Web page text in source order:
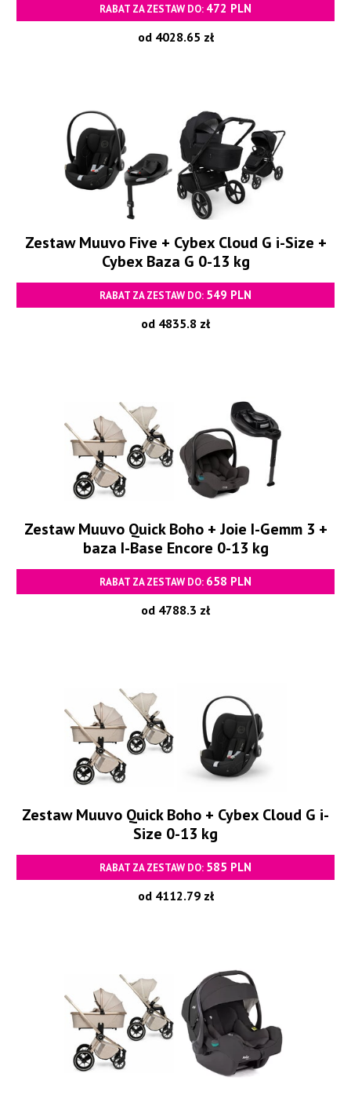
RABAT ZA ZESTAW DO: 472 PLN
od 4028.65 zł
Zestaw Muuvo Five + Cybex Cloud G i-Size +
Cybex Baza G 0-13 kg
RABAT ZA ZESTAW DO: 549 PLN
od 4835.8 zł
Zestaw Muuvo Quick Boho + Joie I-Gemm 3 +
baza I-Base Encore 0-13 kg
RABAT ZA ZESTAW DO: 658 PLN
od 4788.3 zł
Zestaw Muuvo Quick Boho + Cybex Cloud G i-
Size 0-13 kg
RABAT ZA ZESTAW DO: 585 PLN
od 4112.79 zł